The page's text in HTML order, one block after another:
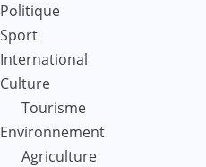
Politique
Sport
International
Culture
Tourisme
Environnement
Agriculture